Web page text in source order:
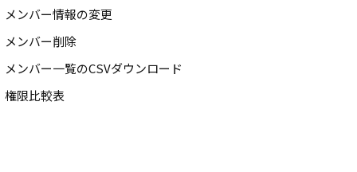
メンバー情報の変更
メンバー削除
メンバー一覧のCSVダウンロード
権限比較表